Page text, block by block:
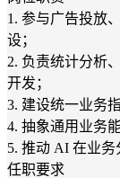
1. 参与广告投放
设；
2. 负责统计分析
开发；
3. 建设统一业务
4. 抽象通用业务
5. 推动 AI 在业务
任职要求